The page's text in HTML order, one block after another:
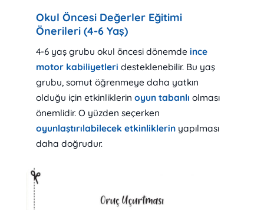
Okul Öncesi Değerler Eğitimi
Önerileri (4-6 Yaş)
4-6 yaş grubu okul öncesi dönemde ince
motor kabiliyetleri desteklenebilir. Bu yaş
grubu, somut öğrenmeye daha yatkın
olduğu için etkinliklerin oyun tabanlı olması
önemlidir. O yüzden seçerken
oyunlaştırılabilecek etkinliklerinyapılması
daha doğrudur.